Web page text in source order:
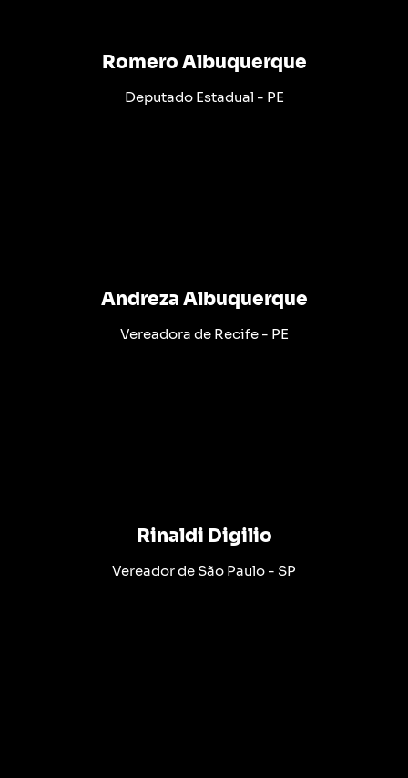
Romero Albuquerque
Deputado Estadual - PE
Andreza Albuquerque
Vereadora de Recife - PE
Rinaldi Digilio
Vereador de São Paulo - SP